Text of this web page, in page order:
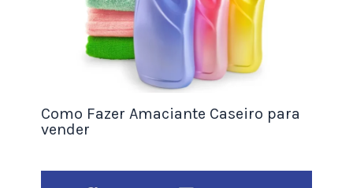
Italiana pode ser vendida para pessoas de todas
as idades, mas é possível segmentar o público-
alvo de acordo com as preferências de sabor e
apresentação do doce. Por exemplo, se você
oferece Palha Italiana com ingredientes
orgânicos, pode atrair consumidores que buscam
produtos mais saudáveis e sustentáveis. Se você
Como Fazer Amaciante Caseiro para
vender